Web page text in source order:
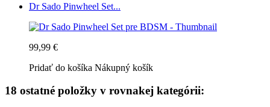
Dr Sado Pinwheel Set...
99,99 €
Pridať do košíka Nákupný košík
18 ostatné položky v rovnakej kategórii: